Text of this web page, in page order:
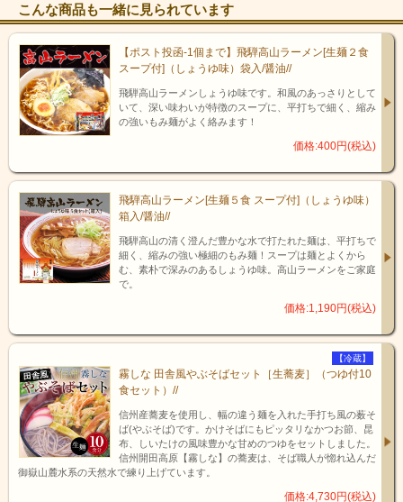
こんな商品も一緒に見られています
【ポスト投函-1個まで】飛騨高山ラーメン[生麺２食
スープ付]（しょうゆ味）袋入/醤油//
飛騨高山ラーメンしょうゆ味です。和風のあっさりとして
いて、深い味わいが特徴のスープに、平打ちで細く、縮み
の強いもみ麺がよく絡みます！
価格:400円(税込)
飛騨高山ラーメン[生麺５食 スープ付]（しょうゆ味）
箱入/醤油//
飛騨高山の清く澄んだ豊かな水で打たれた麺は、平打ちで
細く、縮みの強い極細のもみ麺！スープは麺とよくから
む、素朴で深みのあるしょうゆ味。高山ラーメンをご家庭
で。
価格:1,190円(税込)
【冷蔵】
霧しな 田舎風やぶそばセット［生蕎麦］（つゆ付10
食セット）//
信州産蕎麦を使用し、幅の違う麺を入れた手打ち風の薮そ
ば(やぶそば)です。かけそばにもピッタリなかつお節、昆
布、しいたけの風味豊かな甘めのつゆをセットしました。
信州開田高原【霧しな】の蕎麦は、そば職人が惚れ込んだ
御嶽山麓水系の天然水で練り上げています。
価格:4,730円(税込)